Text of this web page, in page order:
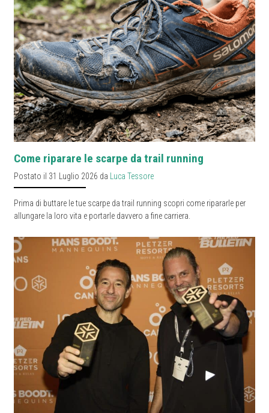
Come riparare le scarpe da trail running
Postato il 31 Luglio 2026 da Luca Tessore
Prima di buttare le tue scarpe da trail running scopri come ripararle per
allungare la loro vita e portarle davvero a fine carriera.